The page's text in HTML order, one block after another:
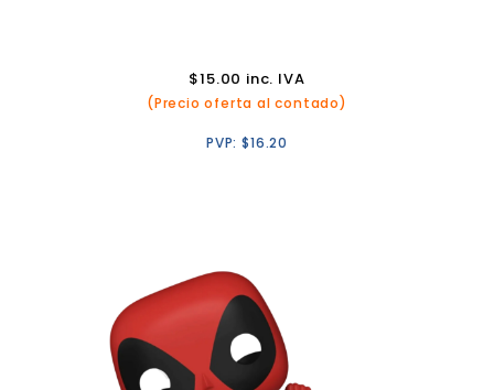
$15.00 inc. IVA
(Precio oferta al contado)
PVP:$16.20